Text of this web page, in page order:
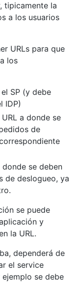
, tipicamente la
a los usuarios
URLs para que
los
SP (y debe
IDP)
a donde se
de
donde se deben
de deslogueo, ya
se puede
y
la URL.
dependerá de
el service
se debe